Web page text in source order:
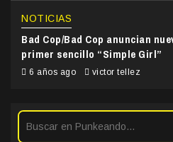
NOTICIAS
Bad Cop/Bad Cop anuncian
primer sencillo “Simple Girl”
6 años ago victor tellez